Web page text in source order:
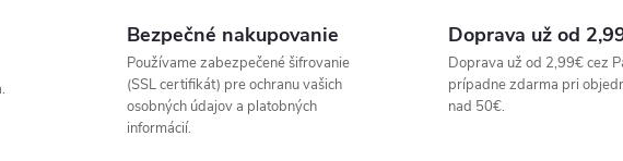
Bezpečné nakupovanie
Používame zabezpečené šifrovanie
(SSL certifikát) pre ochranu vašich
osobných údajov a platobných
informácií.
Doprava už od
Doprava už od 2,99€ cez
prípadne zdarma pri
nad 50€.